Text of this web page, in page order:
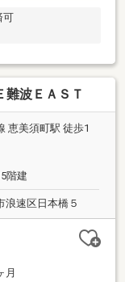
可
難波ＥＡＳＴ
恵美須町駅 徒歩1
階建
浪速区日本橋５
月